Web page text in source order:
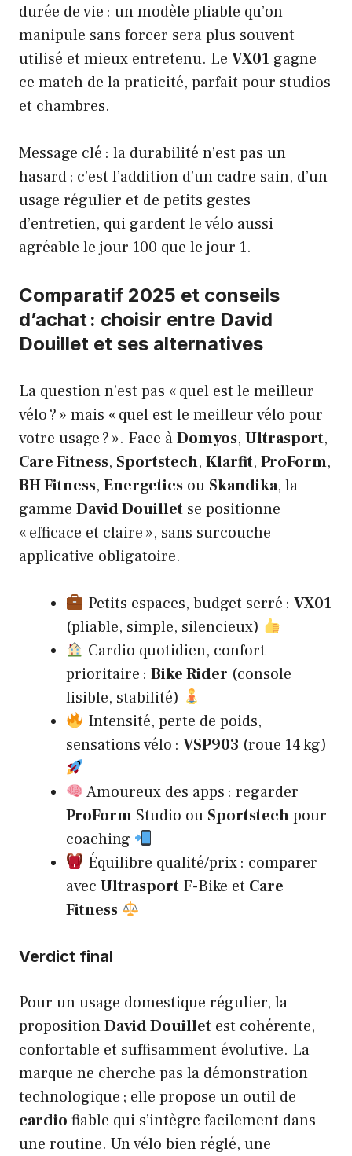
durée de vie : un modèle pliable qu’on
manipule sans forcer sera plus souvent
utilisé et mieux entretenu. Le VX01 gagne
ce match de la praticité, parfait pour studios
et chambres.
Message clé : la durabilité n’est pas un
hasard ; c’est l’addition d’un cadre sain, d’un
usage régulier et de petits gestes
d’entretien, qui gardent le vélo aussi
agréable le jour 100 que le jour 1.
Comparatif 2025 et conseils
d’achat : choisir entre David
Douillet et ses alternatives
La question n’est pas « quel est le meilleur
vélo ? » mais « quel est le meilleur vélo pour
votre usage ? ». Face àDomyos, Ultrasport,
Care Fitness, Sportstech, Klarfit, ProForm,
BH Fitness, Energetics ou Skandika, la
gamme David Douillet se positionne
« efficace et claire », sans surcouche
applicative obligatoire.
Petits espaces, budget serré : VX01
(pliable, simple, silencieux)
Cardio quotidien, confort
prioritaire : Bike Rider (console
lisible, stabilité)
Intensité, perte de poids,
sensations vélo : VSP903 (roue 14 kg)
Amoureux des apps : regarder
ProForm Studio ou Sportstechpour
coaching
Équilibre qualité/prix : comparer
avec Ultrasport F-Bike et Care
Fitness
Verdict final
Pour un usage domestique régulier, la
propositionDavid Douillet est cohérente,
confortable et suffisamment évolutive. La
marque ne cherche pas la démonstration
technologique ; elle propose un outil de
cardio fiable qui s’intègre facilement dans
une routine. Un vélo bien réglé, une